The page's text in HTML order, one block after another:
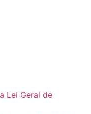
Lei Geral de